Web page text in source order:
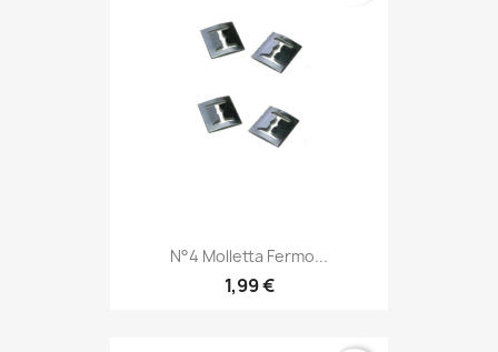
N°4 Molletta Fermo...
1,99 €